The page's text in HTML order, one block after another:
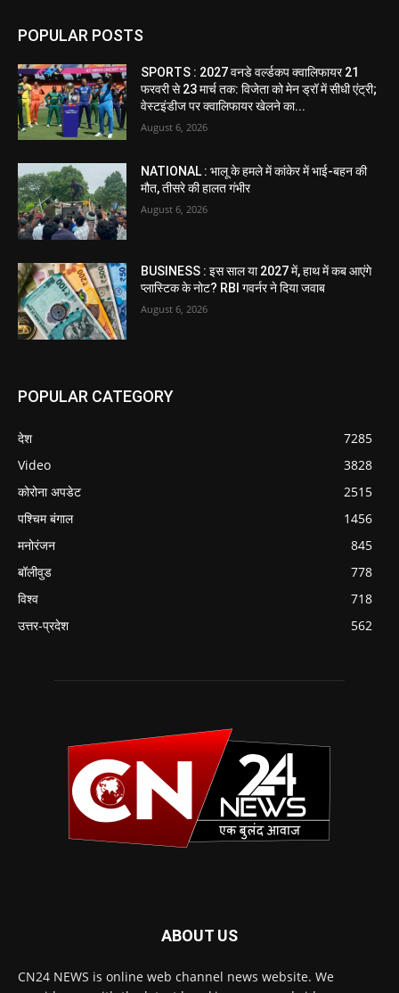
POPULAR POSTS
SPORTS : 2027 वनडे वर्ल्डकप क्वालिफायर 21
फरवरी से 23 मार्च तक: विजेता को मेन ड्रॉ में सीधी एंट्री;
वेस्टइंडीज पर क्वालिफायर खेलने का...
August 6, 2026
NATIONAL : भालू के हमले में कांकेर में भाई-बहन की
मौत, तीसरे की हालत गंभीर
August 6, 2026
BUSINESS : इस साल या 2027 में, हाथ में कब आएंगे
प्लास्टिक के नोट? RBI गवर्नर ने दिया जवाब
August 6, 2026
POPULAR CATEGORY
देश
7285
Video
3828
कोरोना अपडेट
2515
पश्चिम बंगाल
1456
मनोरंजन
845
बॉलीवुड
778
विश्व
718
उत्तर-प्रदेश
562
ABOUT US
CN24 NEWS is online web channel news website. We